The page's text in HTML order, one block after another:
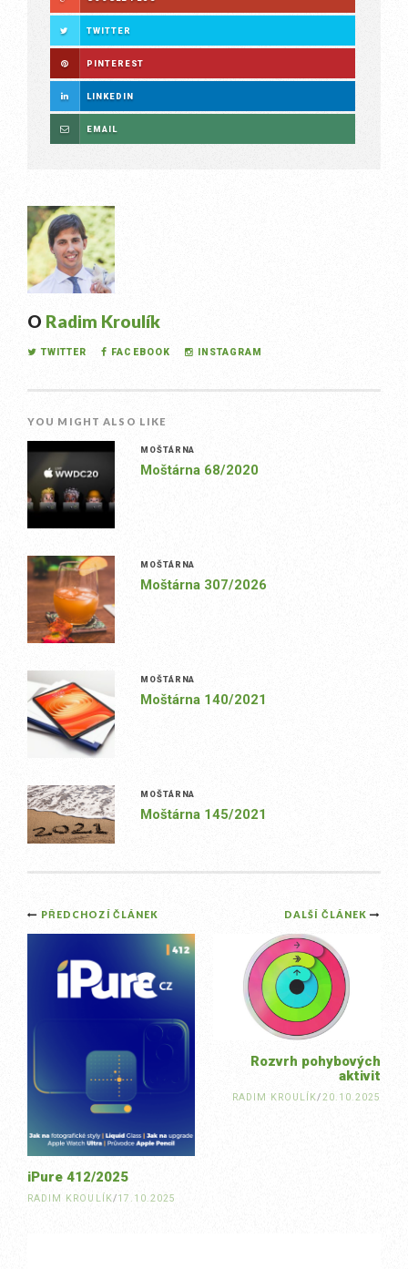
TWITTER
PINTEREST
LINKEDIN
EMAIL
O Radim Kroulík
TWITTER FACEBOOK INSTAGRAM
YOU MIGHT ALSO LIKE
MOŠTÁRNA
Moštárna 68/2020
MOŠTÁRNA
Moštárna 307/2026
MOŠTÁRNA
Moštárna 140/2021
MOŠTÁRNA
Moštárna 145/2021
Post
navigation
DALŠÍ ČLÁNEK
Rozvrh pohybových
aktivit
RADIM KROULÍK/20.10.2025
PŘEDCHOZÍ ČLÁNEK
iPure 412/2025
RADIM KROULÍK/17.10.2025